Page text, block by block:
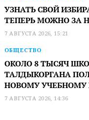
УЗНАТЬ СВОЙ
ТЕПЕРЬ МОЖНО ЗА
7 АВГУСТА 2026, 15:21
ОБЩЕСТВО
ОКОЛО 8 ТЫСЯЧ
ТАЛДЫКОРГАНА
НОВОМУ УЧЕБНОМУ
7 АВГУСТА 2026, 14:36